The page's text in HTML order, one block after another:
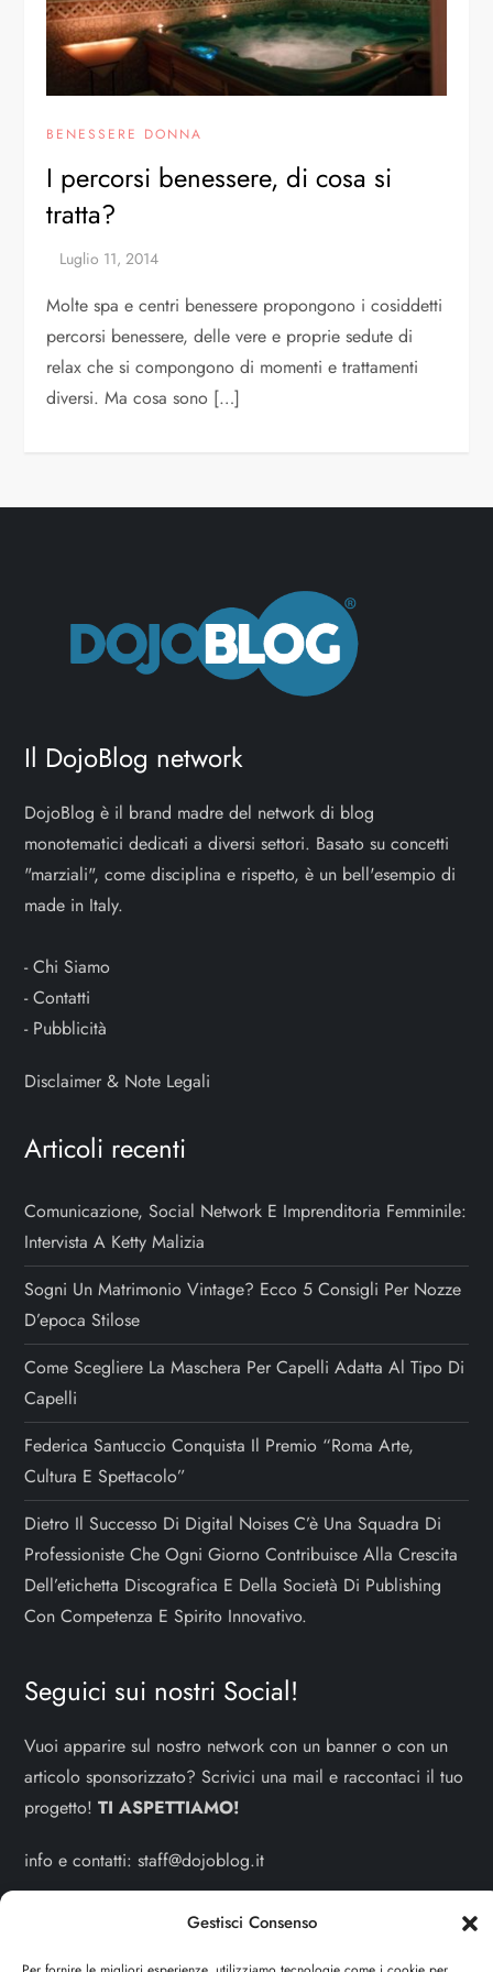
Gestisci Consenso
BENESSERE DONNA
I percorsi benessere, di cosa si
tratta?
Molte spa e centri benessere propongono i cosiddetti
percorsi benessere, delle vere e proprie sedute di
relax che si compongono di momenti e trattamenti
diversi. Ma cosa sono […]
Il DojoBlog network
DojoBlog è il brand madre del network di blog
monotematici dedicati a diversi settori. Basato su concetti
"marziali", come disciplina e rispetto, è un bell'esempio di
made in Italy.
-Chi Siamo
-Contatti
- Pubblicità
Disclaimer & Note Legali
Articoli recenti
Comunicazione, Social Network E Imprenditoria Femminile:
Intervista A Ketty Malizia
Sogni Un Matrimonio Vintage? Ecco 5 Consigli Per Nozze
D’epoca Stilose
Come Scegliere La Maschera Per Capelli Adatta Al Tipo Di
Capelli
Federica Santuccio Conquista Il Premio “Roma Arte,
Cultura E Spettacolo”
Dietro Il Successo Di Digital Noises C’è Una Squadra Di
Professioniste Che Ogni Giorno Contribuisce Alla Crescita
Dell’etichetta Discografica E Della Società Di Publishing
Con Competenza E Spirito Innovativo.
Seguici sui nostri Social!
Vuoi apparire sul nostro network con un banner o con un
articolo sponsorizzato? Scrivici una mail e raccontaci il tuo
progetto!TI ASPETTIAMO!
info e contatti:staff@dojoblog.it
dojodonna.it è un progetto facente parte del network